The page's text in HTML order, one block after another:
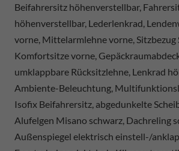
Beifahrersitz höhenverstellbar,
höhenverstellbar, Lederlenkrad,
vorne, Mittelarmlehne vorne, Sitzbezug
Komfortsitze vorne,
umklappbare Rücksitzlehne, Lenkrad
Ambiente-Beleuchtung,
Isofix Beifahrersitz, abgedunkelte
Alufelgen Misano schwarz, Dachreling
Außenspiegel elektrisch einstell-/